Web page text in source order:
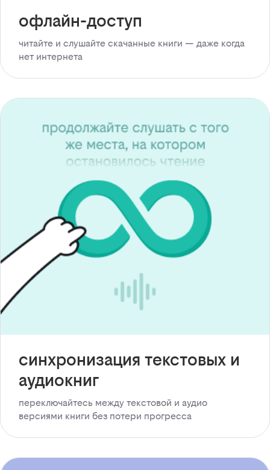
офлайн-доступ
читайте и слушайте скачанные книги — даже когда
нет интернета
синхронизация текстовых и
аудиокниг
переключайтесь между текстовой и аудио
версиями книги без потери прогресса